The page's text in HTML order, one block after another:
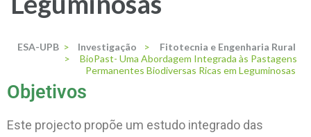
ESA-UPB > Investigação >
Fitotecnia e Engenharia Rural
>
BioPast- Uma Abordagem Integrada às Pastagens
Permanentes Biodiversas Ricas em Leguminosas
Objetivos
Este projecto propõe um estudo integrado das